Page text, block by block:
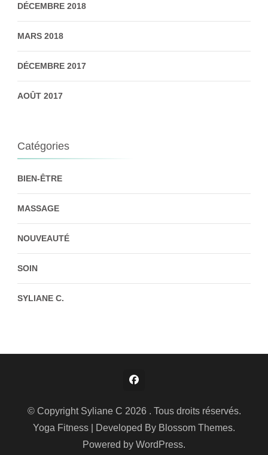
DÉCEMBRE 2018
MARS 2018
DÉCEMBRE 2017
AOÛT 2017
Catégories
BIEN-ÊTRE
MASSAGE
NOUVEAUTÉ
SOIN
SYLIANE C.
© Copyright Syliane C 2026 . Tous droits réservés.
Yoga Fitness | Developed By Blossom Themes.
Powered by WordPress.